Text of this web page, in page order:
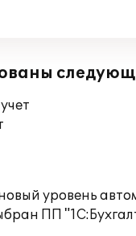
уровень
ПП